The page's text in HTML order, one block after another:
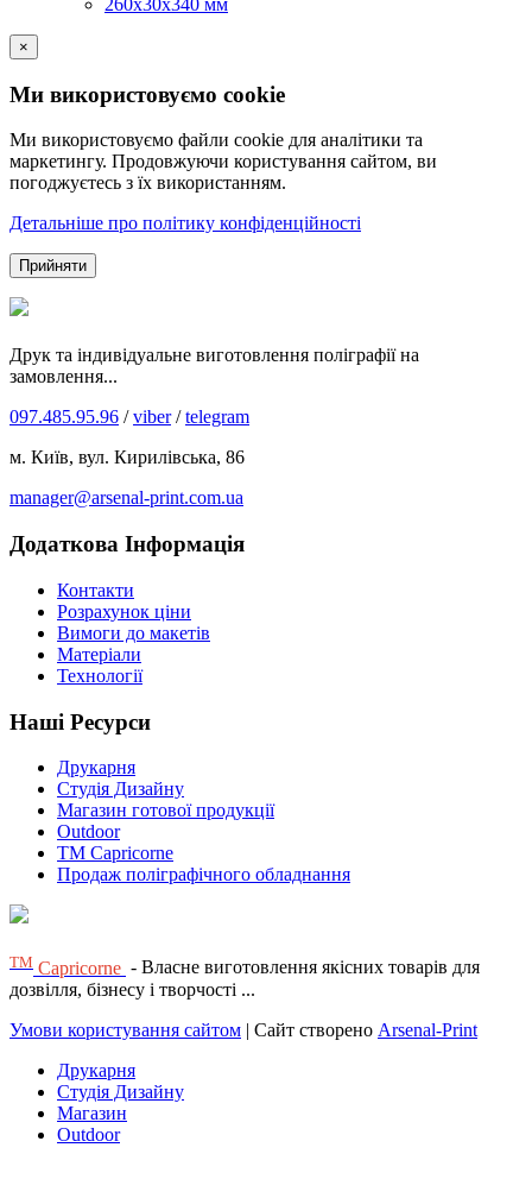
260х30х340 мм
×
Ми використовуємо cookie
Ми використовуємо файли cookie для аналітики та
маркетингу. Продовжуючи користування сайтом, ви
погоджуєтесь з їх використанням.
Детальніше про політику конфіденційності
Прийняти
Друк та індивідуальне виготовлення поліграфії на
замовлення...
097.485.95.96 /viber/telegram
м. Київ, вул. Кирилівська, 86
manager@arsenal-print.com.ua
Додаткова Інформація
Контакти
Розрахунок ціни
Вимоги до макетів
Матеріали
Технології
Наші Ресурси
Друкарня
Студія Дизайну
Магазин готової продукції
Outdoor
TM Capricorne
Продаж поліграфічного обладнання
ТМ Capricorne - Власне виготовлення якісних товарів для
дозвілля, бізнесу і творчості ...
Умови користування сайтом | Сайт створено Arsenal-Print
Друкарня
Студія Дизайну
Магазин
Outdoor